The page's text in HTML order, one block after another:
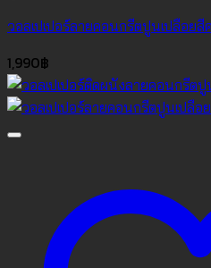
วอลเปเปอร์ลายคอนกรีตปูนเปลือยสี
1,990฿